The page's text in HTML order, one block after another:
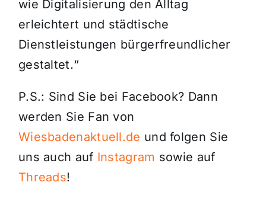
wie Digitalisierung den Alltag
erleichtert und städtische
Dienstleistungen bürgerfreundlicher
gestaltet.“
P.S.: Sind Sie bei Facebook? Dann
werden Sie Fan von
Wiesbadenaktuell.de und folgen Sie
uns auch auf Instagram sowie auf
Threads!